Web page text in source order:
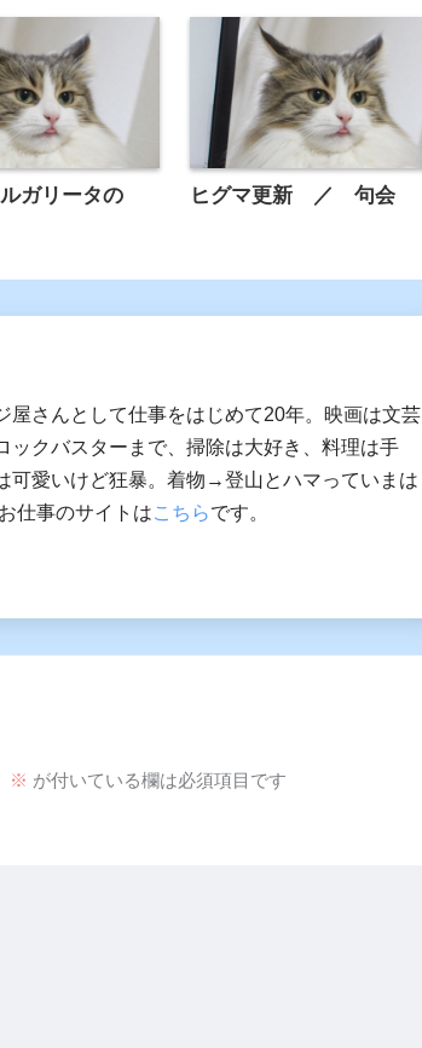
ガリータの ヒグマ更新 ／ 句会
屋さんとして仕事をはじめて20年。映画は文芸
ックバスターまで、掃除は大好き、料理は手
可愛いけど狂暴。着物→登山とハマっていまは
仕事のサイトはこちらです。
※ が付いている欄は必須項目です